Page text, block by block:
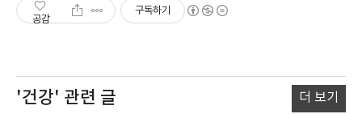
공감
구독하기
'건강' 관련 글 더 보기